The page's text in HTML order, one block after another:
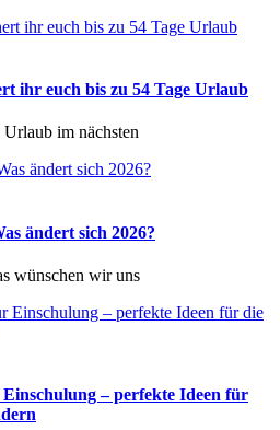
ihr euch bis zu 54 Tage Urlaub
im nächsten
ändert sich 2026?
wünschen wir uns
Einschulung – perfekte Ideen für